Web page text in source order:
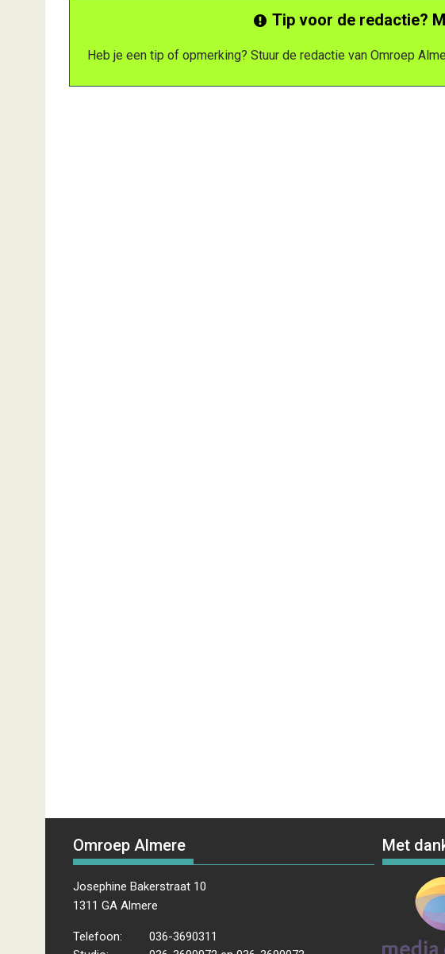
Tip voor de redactie?
Heb je een tip of opmerking? Stuur de redactie van Omroep
Omroep Almere
Josephine Bakerstraat 10
1311 GA Almere
Telefoon:
036-3690311
Met